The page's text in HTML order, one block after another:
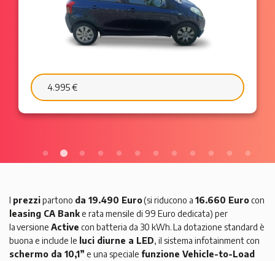
6.595 €
I prezzipartono da 19.490 Euro(si riducono a 16.660 Eurocon
leasing CA Banke rata mensile di 99 Euro dedicata) per
la versione Active con batteria da 30 kWh. La dotazione standard è
buona e include le luci diurne a LED, il sistema infotainment con
schermo da 10,1” e una speciale funzione Vehicle-to-Load